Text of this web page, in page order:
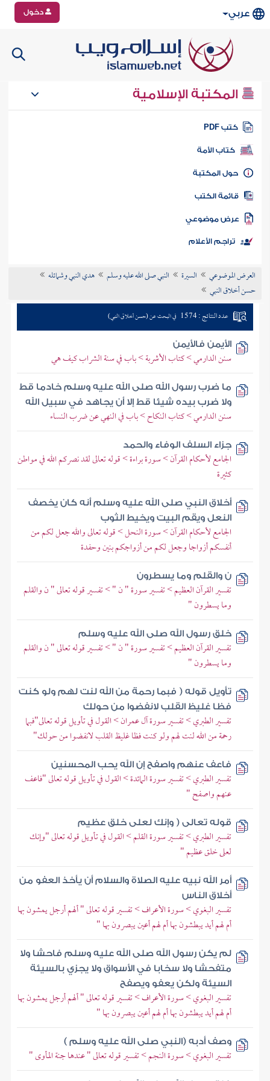
عربي دخول
المكتبة الإسلامية
كتب PDF
كتاب الأمة
المكتبة
الكتب
موضوعي
تراجم الأعلام
العرض الموضوعي السيرة النبي صلى الله عليه وسلم
هدي النبي وشمائله
حسن أخلاق النبي
عدد النتائج : 1574 في البحث عن (حسن أخلاق النبي)
الأيمن فالأيمن
سنن الدارمي > كتاب الأشربة > باب في سنة الشراب كيف هي
ما ضرب رسول الله صلى الله عليه وسلم خادما قط
ولا ضرب بيده شيئا قط إلا أن يجاهد في سبيل الله
سنن الدارمي > كتاب النكاح > باب في النهي عن ضرب النساء
جزاء السلف الوفاء والحمد
الجامع لأحكام القرآن > سورة براءة > قوله تعالى لقد نصركم الله في مواطن
كثيرة
أخلاق النبي صلى الله عليه وسلم أنه كان يخصف
النعل ويقم البيت ويخيط الثوب
الجامع لأحكام القرآن > سورة النحل > قوله تعالى والله جعل لكم من
أنفسكم أزواجا وجعل لكم من أزواجكم بنين وحفدة
ن والقلم وما يسطرون
تفسير القرآن العظيم > تفسير سورة " ن " > تفسير قوله تعالى " ن والقلم
وما يسطرون "
خلق رسول الله صلى الله عليه وسلم
تفسير القرآن العظيم > تفسير سورة " ن " > تفسير قوله تعالى " ن والقلم
وما يسطرون "
تأويل قوله ( فبما رحمة من الله لنت لهم ولو كنت
فظا غليظ القلب لانفضوا من حولك
تفسير الطبري > تفسير سورة آل عمران > القول في تأويل قوله تعالى"فبما
رحمة من الله لنت لهم ولو كنت فظا غليظ القلب لانفضوا من حولك"
فاعف عنهم واصفح إن الله يحب المحسنين
تفسير الطبري > تفسير سورة المائدة > القول في تأويل قوله تعالى "فاعف
عنهم واصفح "
قوله تعالى ( وإنك لعلى خلق عظيم
تفسير الطبري > تفسير سورة القلم > القول في تأويل قوله تعالى "وإنك
لعلى خلق عظيم "
أمر الله نبيه عليه الصلاة والسلام أن يأخذ العفو من
أخلاق الناس
تفسير البغوي > سورة الأعراف > تفسير قوله تعالى " ألهم أرجل يمشون بها
أم لهم أيد يبطشون بها أم لهم أعين يبصرون بها "
لم يكن رسول الله صلى الله عليه وسلم فاحشا ولا
متفحشا ولا سخابا في الأسواق ولا يجزي بالسيئة
السيئة ولكن يعفو ويصفح
تفسير البغوي > سورة الأعراف > تفسير قوله تعالى " ألهم أرجل يمشون بها
أم لهم أيد يبطشون بها أم لهم أعين يبصرون بها "
وصف أدبه (النبي صلى الله عليه وسلم )
تفسير البغوي > سورة النجم > تفسير قوله تعالى " عندها جنة المأوى "